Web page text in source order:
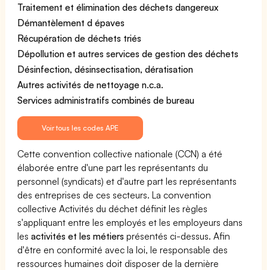
Traitement et élimination des déchets dangereux
Démantèlement d épaves
Récupération de déchets triés
Dépollution et autres services de gestion des déchets
Désinfection, désinsectisation, dératisation
Autres activités de nettoyage n.c.a.
Services administratifs combinés de bureau
Voir tous les codes APE
Cette convention collective nationale (CCN) a été
élaborée entre d'une part les représentants du
personnel (syndicats) et d'autre part les représentants
des entreprises de ces secteurs. La convention
collective Activités du déchet définit les règles
s'appliquant entre les employés et les employeurs dans
lesactivités et les métiers présentés ci-dessus. Afin
d'être en conformité avec la loi, le responsable des
ressources humaines doit disposer de la dernière